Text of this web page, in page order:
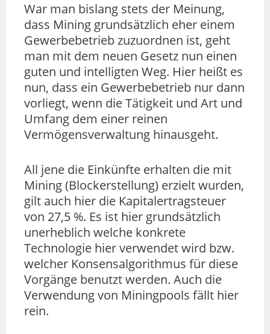
War man bislang stets der Meinung,
dass Mining grundsätzlich eher einem
Gewerbebetrieb zuzuordnen ist, geht
man mit dem neuen Gesetz nun einen
guten und intelligten Weg. Hier heißt es
nun, dass ein Gewerbebetrieb nur dann
vorliegt, wenn die Tätigkeit und Art und
Umfang dem einer reinen
Vermögensverwaltung hinausgeht.
All jene die Einkünfte erhalten die mit
Mining (Blockerstellung) erzielt wurden,
gilt auch hier die Kapitalertragsteuer
von 27,5 %. Es ist hier grundsätzlich
unerheblich welche konkrete
Technologie hier verwendet wird bzw.
welcher Konsensalgorithmus für diese
Vorgänge benutzt werden. Auch die
Verwendung von Miningpools fällt hier
rein.